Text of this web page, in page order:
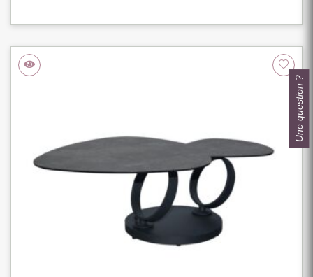
Une question ?